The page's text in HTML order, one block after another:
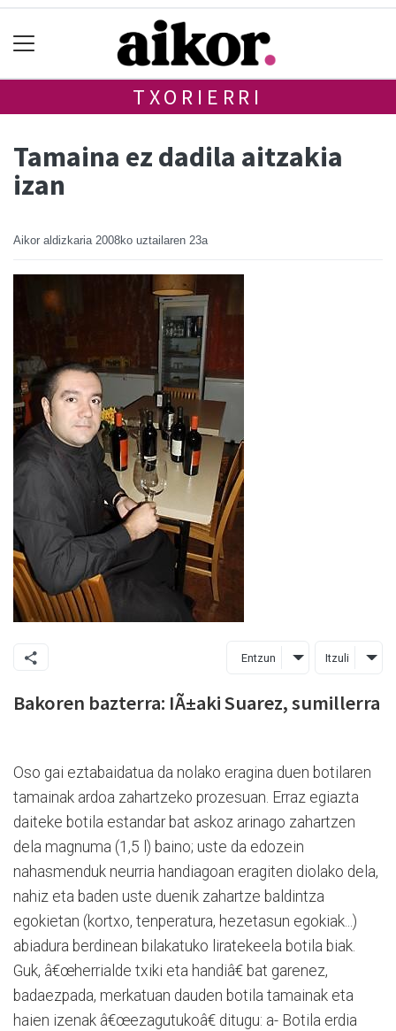
TXORIERRI
Tamaina ez dadila aitzakia
izan
Aikor aldizkaria 2008ko uztailaren 23a
Entzun Itzuli
Bakoren bazterra: IÃ±aki Suarez, sumillerra
Oso gai eztabaidatua da nolako eragina duen botilaren
tamainak ardoa zahartzeko prozesuan. Erraz egiazta
daiteke botila estandar bat askoz arinago zahartzen
dela magnuma (1,5 l) baino; uste da edozein
nahasmenduk neurria handiagoan eragiten diolako dela,
nahiz eta baden uste duenik zahartze baldintza
egokietan (kortxo, tenperatura, hezetasun egokiak...)
abiadura berdinean bilakatuko liratekeela botila biak.
Guk, â€œherrialde txiki eta handiâ€ bat garenez,
badaezpada, merkatuan dauden botila tamainak eta
haien izenak â€œezagutukoâ€ ditugu: a- Botila erdia